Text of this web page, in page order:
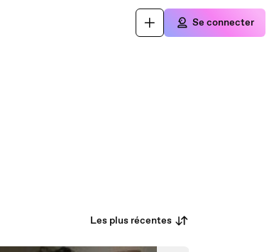
Se connecter
Les plus récentes